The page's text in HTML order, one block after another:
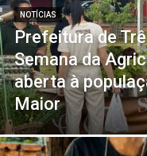
NOTÍCIAS
Prefeitura de
Semana da
aberta à
Maior